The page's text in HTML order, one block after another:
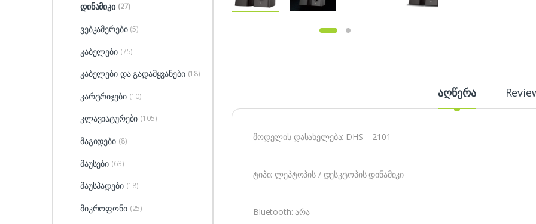
აღწერა
მოდელის დასახელება: DHS – 2101
ტიპი: ლეპტოპის / დესკტოპის დინამიკი
Bluetooth: არა
დინამიკი (27)
ვებკამერები (5)
კაბელები (75)
კაბელები და გადამყვანები (18)
კარტრიჯები (10)
კლავიატურები (105)
მაგიდები (8)
მაუსები (63)
მაუსპადები (18)
მიკროფონი (25)